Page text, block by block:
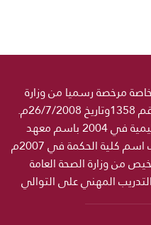
مرخصة رسميا من وزارة
التعليم العالي والبحث العلمي برقم 1358وتاريخ 26/7/2008م.
بدأ نشاط مؤسسة الحكمة التعليمية في 2004 باسم معهد
الجامعة للتخصصات الطبية ثم اضيف اسم كلية الحكمة في 2007م
من وزارة الصحة العامة
المهني على التوالي